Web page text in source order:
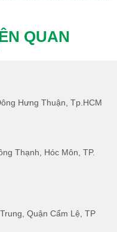
QUAN
Hưng Thuận, Tp.HCM
Thạnh, Hóc Môn, TP.
Quận Cẩm Lệ, TP